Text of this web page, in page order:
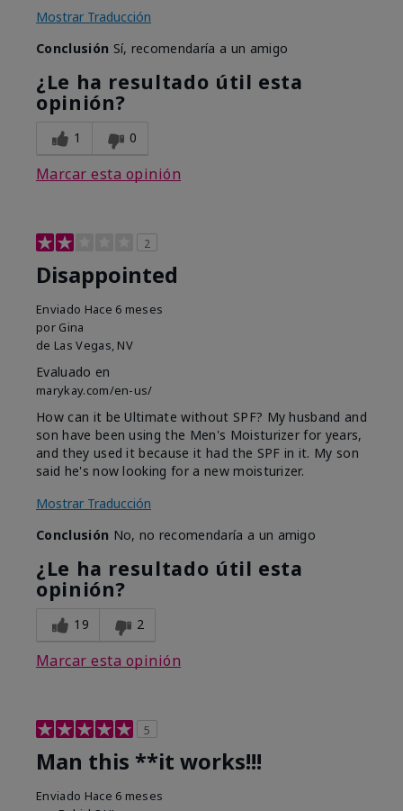
Mostrar Traducción
Conclusión Sí, recomendaría a un amigo
¿Le ha resultado útil esta
opinión?
1 0
Marcar esta opinión
2
Disappointed
Enviado Hace 6 meses
por Gina
de Las Vegas, NV
Evaluado en
marykay.com/en-us/
How can it be Ultimate without SPF? My husband and
son have been using the Men's Moisturizer for years,
and they used it because it had the SPF in it. My son
said he's now looking for a new moisturizer.
Mostrar Traducción
Conclusión No, no recomendaría a un amigo
¿Le ha resultado útil esta
opinión?
19 2
Marcar esta opinión
5
Man this **it works!!!
Enviado Hace 6 meses